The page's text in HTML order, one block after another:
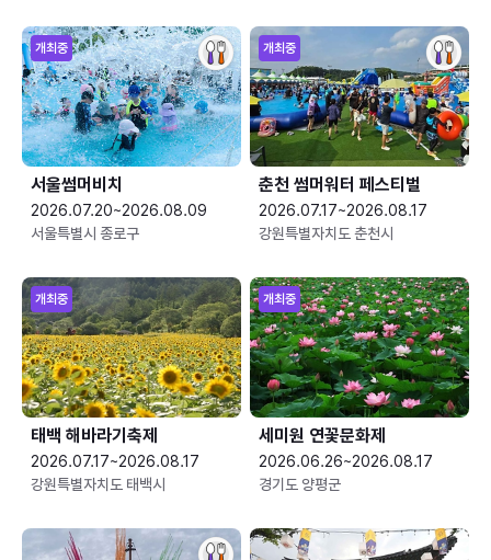
개최중
서울썸머비치
2026.07.20~2026.08.09
서울특별시 종로구
개최중
춘천 썸머워터 페스티벌
2026.07.17~2026.08.17
강원특별자치도 춘천시
개최중
태백 해바라기축제
2026.07.17~2026.08.17
강원특별자치도 태백시
개최중
세미원 연꽃문화제
2026.06.26~2026.08.17
경기도 양평군